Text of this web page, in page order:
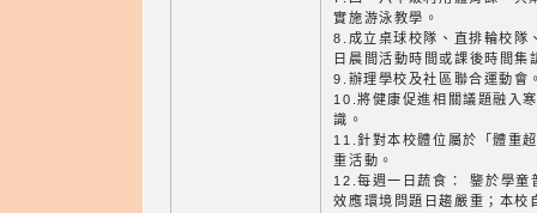
實施游泳教學。
8.成立桌球校隊、直排輪校隊
日晨間活動時間或課後時間集
9.辦理學校及社區聯合運動會
10.將健康促進相關議題融入
識。
11.針對本校體位屬於「體重
重活動。
12.每週一日蔬食： 鑒於學童
效應環境問題日趨嚴重；本